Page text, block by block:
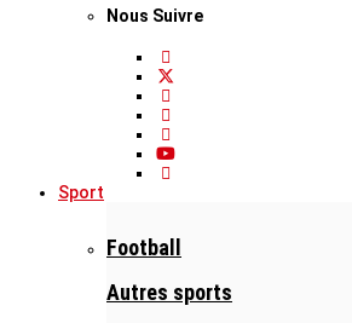
Nous Suivre
Sport
Football
Autres sports